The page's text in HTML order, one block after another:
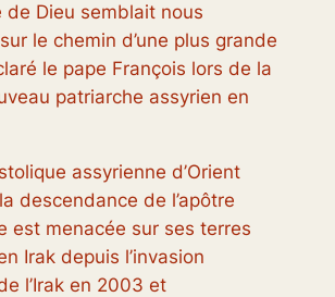
de Dieu semblait nous
le chemin d’une plus grande
le pape François lors de la
patriarche assyrien en
assyrienne d’Orient
descendance de l’apôtre
est menacée sur ses terres
Irak depuis l’invasion
l’Irak en 2003 et